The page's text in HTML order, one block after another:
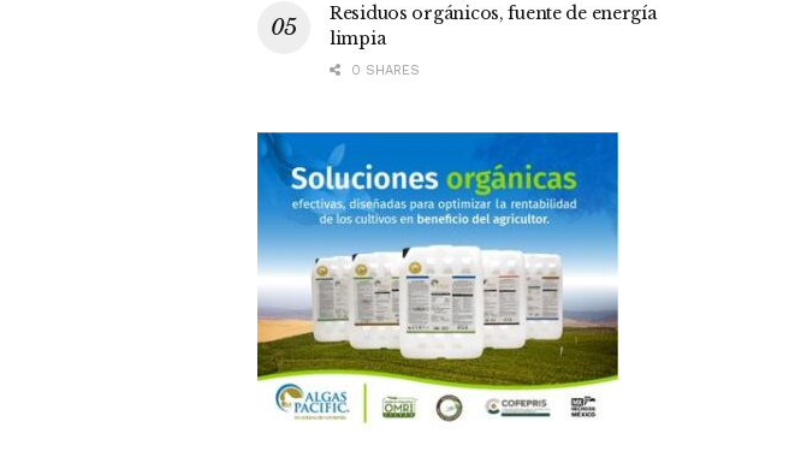
Residuos orgánicos, fuente de energía
limpia
0 SHARES